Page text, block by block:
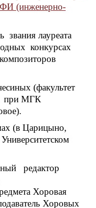
(инженерно-
звания лауреата
конкурсах
(факультет
при МГК
(в Царицыно,
редактор
Хоровая
Хоровых